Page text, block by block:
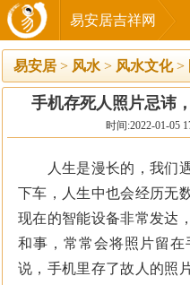
易安居吉祥网
易安居 > 风水 > 风水文化>
手机存死人照片忌讳
时间:2022-01-05
人生是漫长的，我们遇
下车，人生中也会经历无
现在的智能设备非常发达
和事，常常会将照片留
说，手机里存了故人的照